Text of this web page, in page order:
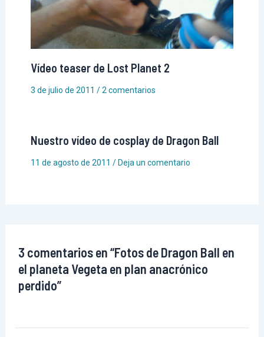
Vídeo teaser de Lost Planet 2
3 de julio de 2011 /2 comentarios
Nuestro vídeo de cosplay de Dragon Ball
11 de agosto de 2011 / Deja un comentario
3 comentarios en “Fotos de Dragon Ball en
el planeta Vegeta en plan anacrónico
perdido”